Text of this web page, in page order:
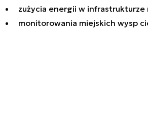
zużycia energii w infrastrukturze
monitorowania miejskich wysp